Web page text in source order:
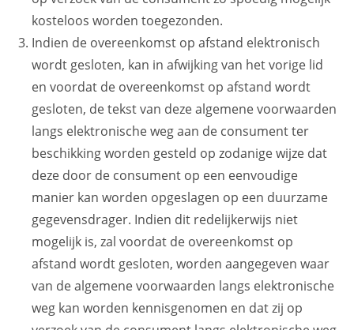
kosteloos worden toegezonden.
Indien de overeenkomst op afstand elektronisch
wordt gesloten, kan in afwijking van het vorige lid
en voordat de overeenkomst op afstand wordt
gesloten, de tekst van deze algemene voorwaarden
langs elektronische weg aan de consument ter
beschikking worden gesteld op zodanige wijze dat
deze door de consument op een eenvoudige
manier kan worden opgeslagen op een duurzame
gegevensdrager. Indien dit redelijkerwijs niet
mogelijk is, zal voordat de overeenkomst op
afstand wordt gesloten, worden aangegeven waar
van de algemene voorwaarden langs elektronische
weg kan worden kennisgenomen en dat zij op